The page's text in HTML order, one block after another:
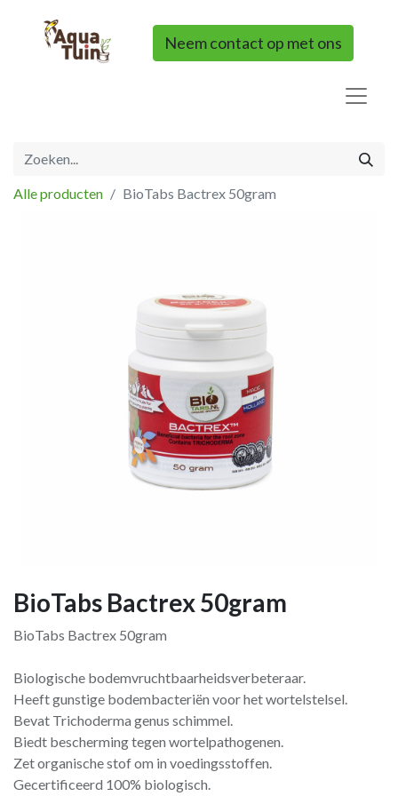
Neem contact op met ons
Alle producten BioTabs Bactrex 50gram
BioTabs Bactrex 50gram
BioTabs Bactrex 50gram
Biologische bodemvruchtbaarheidsverbeteraar.
Heeft gunstige bodembacteriën voor het wortelstelsel.
Bevat Trichoderma genus schimmel.
Biedt bescherming tegen wortelpathogenen.
Zet organische stof om in voedingsstoffen.
Gecertificeerd 100% biologisch.